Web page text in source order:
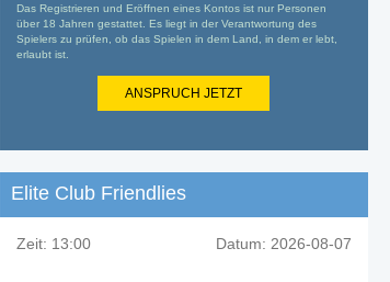
Das Registrieren und Eröffnen eines Kontos ist nur Personen
über 18 Jahren gestattet. Es liegt in der Verantwortung des
Spielers zu prüfen, ob das Spielen in dem Land, in dem er lebt,
erlaubt ist.
ANSPRUCH JETZT
Elite Club Friendlies
Zeit: 13:00 Datum: 2026-08-07